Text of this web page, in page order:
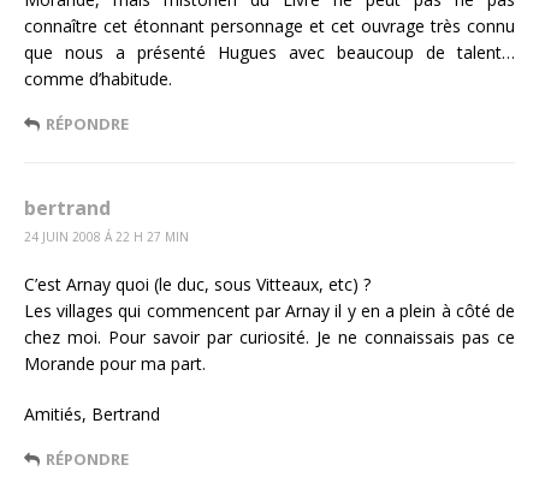
connaître cet étonnant personnage et cet ouvrage très connu
que nous a présenté Hugues avec beaucoup de talent…
comme d’habitude.
RÉPONDRE
bertrand
24 JUIN 2008 Á 22 H 27 MIN
C’est Arnay quoi (le duc, sous Vitteaux, etc) ?
Les villages qui commencent par Arnay il y en a plein à côté de
chez moi. Pour savoir par curiosité. Je ne connaissais pas ce
Morande pour ma part.
Amitiés, Bertrand
RÉPONDRE